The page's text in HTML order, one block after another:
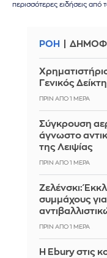
περισσότερες ειδήσεις από
ΡΟΗ
Γενικός
ΠΡΙΝ ΑΠΌ 1 ΜΈΡΑ
Σύγκρουση
άγνωστο
της Λειψίας
ΠΡΙΝ ΑΠΌ 1 ΜΈΡΑ
Ζελένσκι:
συμμάχους
ΠΡΙΝ ΑΠΌ 1 ΜΈΡΑ
Η Ebury στις